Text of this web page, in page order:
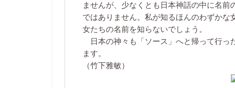
ませんが、少なくとも日本神話の中に名
ではありません。私が知るほんのわずか
女たちの名前を知らないでしょう。
日本の神々も「ソース」へと帰って行っ
ます。
（竹下雅敏）